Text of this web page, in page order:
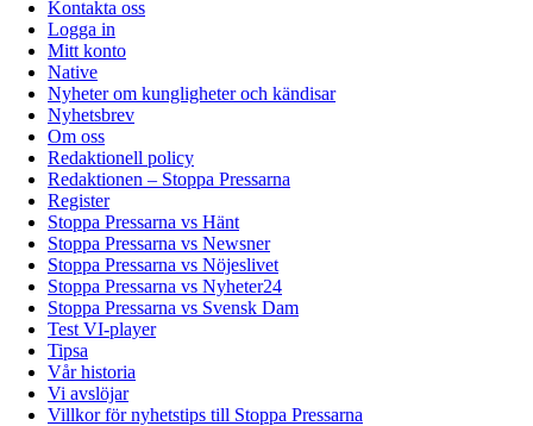
Kontakta oss
Logga in
Mitt konto
Native
Nyheter om kungligheter och kändisar
Nyhetsbrev
Om oss
Redaktionell policy
Redaktionen – Stoppa Pressarna
Register
Stoppa Pressarna vs Hänt
Stoppa Pressarna vs Newsner
Stoppa Pressarna vs Nöjeslivet
Stoppa Pressarna vs Nyheter24
Stoppa Pressarna vs Svensk Dam
Test VI-player
Tipsa
Vår historia
Vi avslöjar
Villkor för nyhetstips till Stoppa Pressarna